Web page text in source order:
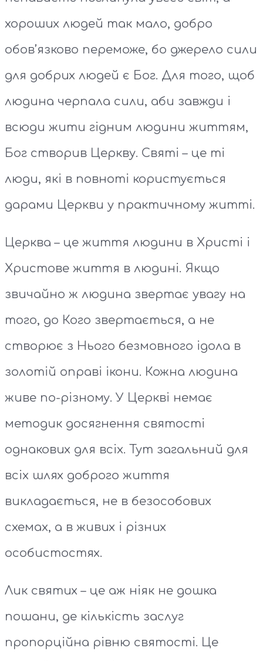
хороших людей так мало, добро
обов’язково переможе, бо джерело сили
для добрих людей є Бог. Для того, щоб
людина черпала сили, аби завжди і
всюди жити гідним людини життям,
Бог створив Церкву. Святі – це ті
люди, які в повноті користується
дарами Церкви у практичному житті.
Церква – це життя людини в Христі і
Христове життя в людині. Якщо
звичайно ж людина звертає увагу на
того, до Кого звертається, а не
створює з Нього безмовного ідола в
золотій оправі ікони. Кожна людина
живе по-різному. У Церкві немає
методик досягнення святості
однакових для всіх. Тут загальний для
всіх шлях доброго життя
викладається, не в безособових
схемах, а в живих і різних
особистостях.
Лик святих – це аж ніяк не дошка
пошани, де кількість заслуг
пропорційна рівню святості. Це